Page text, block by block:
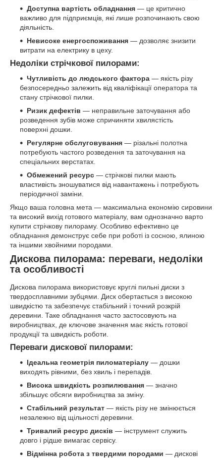
Доступна вартість обладнання — це критично
важливо для підприємців, які лише розпочинають свою
діяльність.
Невисоке енергоспоживання — дозволяє знизити
витрати на електрику в цеху.
Недоліки стрічкової пилорами:
Чутливість до людського фактора — якість різу
безпосередньо залежить від кваліфікації оператора та
стану стрічкової пилки.
Ризик дефектів — неправильне заточування або
розведення зубів може спричиняти хвилястість
поверхні дошки.
Регулярне обслуговування — різальні полотна
потребують частого розведення та заточування на
спеціальних верстатах.
Обмежений ресурс — стрічкові пилки мають
властивість зношуватися від навантажень і потребують
періодичної заміни.
Якщо ваша головна мета — максимальна економію сировини
та високий вихід готового матеріалу, вам однозначно варто
купити стрічкову пилораму. Особливо ефективно це
обладнання демонструє себе при роботі із сосною, ялиною
та іншими хвойними породами.
Дискова пилорама: переваги, недоліки
та особливості
Дискова пилорама використовує круглі пильні диски з
твердосплавними зубцями. Диск обертається з високою
швидкістю та забезпечує стабільний і точний розкрій
деревини. Таке обладнання часто застосовують на
виробництвах, де ключове значення має якість готової
продукції та швидкість роботи.
Переваги дискової пилорами:
Ідеальна геометрія пиломатеріалу — дошки
виходять рівними, без хвиль і перепадів.
Висока швидкість розпилювання — значно
збільшує обсяги виробництва за зміну.
Стабільний результат — якість різу не змінюється
незалежно від щільності деревини.
Тривалий ресурс дисків — інструмент служить
довго і рідше вимагає сервісу.
Відмінна робота з твердими породами — дискові